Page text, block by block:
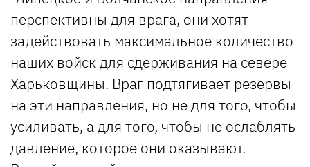
перспективны для врага, они хотят
задействовать максимальное количество
наших войск для сдерживания на севере
Харьковщины. Враг подтягивает резервы
на эти направления, но не для того, чтобы
усиливать, а для того, чтобы не ослаблять
давление, которое они оказывают.